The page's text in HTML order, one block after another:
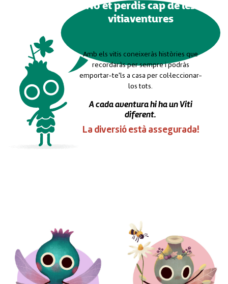
No et perdis cap de les
vitiaventures
Amb els vitis coneixeràs històries que
recordaràs per sempre i podràs
emportar-te'ls a casa per col·leccionar-
los tots.
A cada aventura hi ha un Viti
diferent.
La diversió està assegurada!